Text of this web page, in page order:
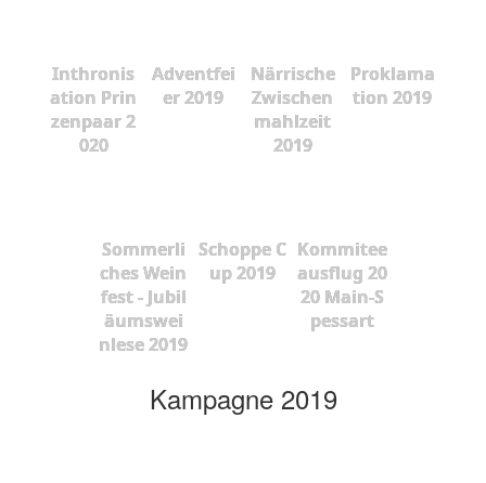
Inthronis
ation Prin
zenpaar 2
020
Adventfei
er 2019
Närrische
Zwischen
mahlzeit
2019
Proklama
tion 2019
Sommerli
ches Wein
fest - Jubil
äumswei
nlese 2019
Schoppe C
up 2019
Kommitee
ausflug 20
20 Main-S
pessart
Kampagne 2019